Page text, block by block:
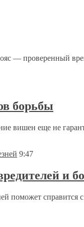
— проверенный
борьбы
вишен еще не
9:47
и
поможет